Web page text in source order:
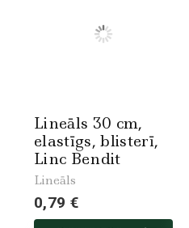
Lineāls 30 cm,
elastīgs, blisterī,
Linc Bendit
Lineāls
0,79 €